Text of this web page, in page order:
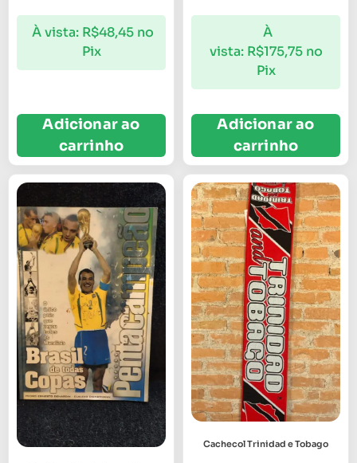
À vista: R$48,45 no
Pix
Adicionar ao
carrinho
À
vista: R$175,75 no
Pix
Adicionar ao
carrinho
Cachecol Trinidad e Tobago